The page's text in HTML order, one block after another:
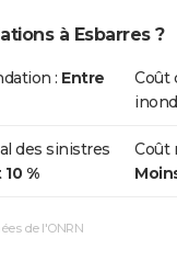
à Esbarres ?
: Entre
Coût
des sinistres
%
Coût
de l'ONRN